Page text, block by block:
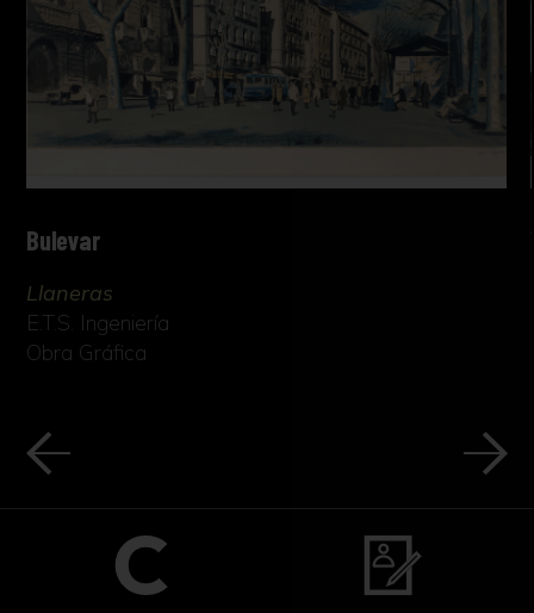
Bulevar
Llaneras
E.T.S. Ingeniería
Obra Gráfica